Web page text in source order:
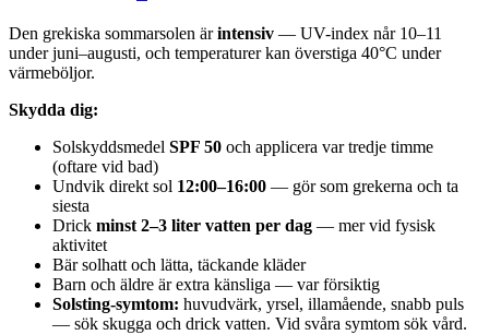
Den grekiska sommarsolen ärintensiv — UV-index når 10–11
under juni–augusti, och temperaturer kan överstiga 40°C under
värmeböljor.
Skydda dig:
Solskyddsmedel SPF 50 och applicera var tredje timme
(oftare vid bad)
Undvik direkt sol 12:00–16:00 — gör som grekerna och ta
siesta
Drick minst 2–3 liter vatten per dag — mer vid fysisk
aktivitet
Bär solhatt och lätta, täckande kläder
Barn och äldre är extra känsliga — var försiktig
Solsting-symtom: huvudvärk, yrsel, illamående, snabb puls
— sök skugga och drick vatten. Vid svåra symtom sök vård.